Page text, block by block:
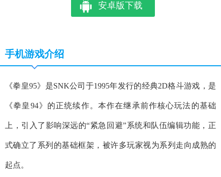
安卓版下载
手机游戏介绍
《拳皇95》是SNK公司于1995年发行的经典2D格斗游戏，是
《拳皇94》的正统续作。本作在继承前作核心玩法的基础
上，引入了影响深远的“紧急回避”系统和队伍编辑功能，正
式确立了系列的基础框架，被许多玩家视为系列走向成熟的
起点。